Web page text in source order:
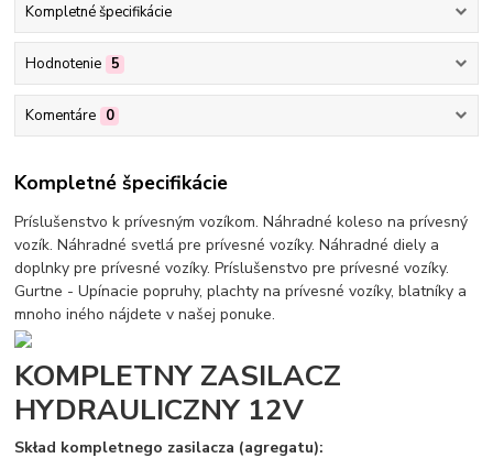
Kompletné špecifikácie
Hodnotenie 5
Komentáre 0
Kompletné špecifikácie
Príslušenstvo k prívesným vozíkom. Náhradné koleso na prívesný
vozík. Náhradné svetlá pre prívesné vozíky. Náhradné diely a
doplnky pre prívesné vozíky. Príslušenstvo pre prívesné vozíky.
Gurtne - Upínacie popruhy, plachty na prívesné vozíky, blatníky a
mnoho iného nájdete v našej ponuke.
KOMPLETNY ZASILACZ
HYDRAULICZNY 12V
Skład kompletnego zasilacza (agregatu):